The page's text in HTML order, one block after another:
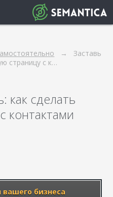
Заставь
страницу с к…
как сделать
контактами
вашего бизнеса